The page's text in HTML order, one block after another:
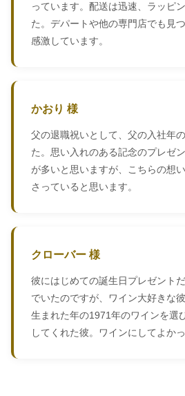
っています。配送は迅速、ラッピ
た。デパートや他の専門店でも見
感激しています。
かおり 様
父の退職祝いとして、父の入社年
た。思い入れのある記念のプレゼ
が多いと思いますが、こちらの想
さっていると思います。
クローバー 様
彼にはじめての誕生日プレゼント
でいたのですが、ワイン大好きな
生まれた年の1971年のワインを選
してくれた彼。ワインにしてよかっ